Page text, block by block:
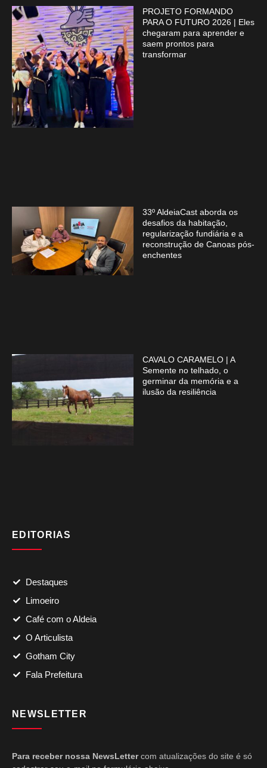
PROJETO FORMANDO
PARA O FUTURO 2026 | Eles
chegaram para aprender e
saem prontos para
transformar
33º AldeiaCast aborda os
desafios da habitação,
regularização fundiária e a
reconstrução de Canoas pós-
enchentes
CAVALO CARAMELO | A
Semente no telhado, o
germinar da memória e a
ilusão da resiliência
EDITORIAS
Destaques
Limoeiro
Café com o Aldeia
O Articulista
Gotham City
Fala Prefeitura
NEWSLETTER
Para receber nossa NewsLettercom atualizações do site é só